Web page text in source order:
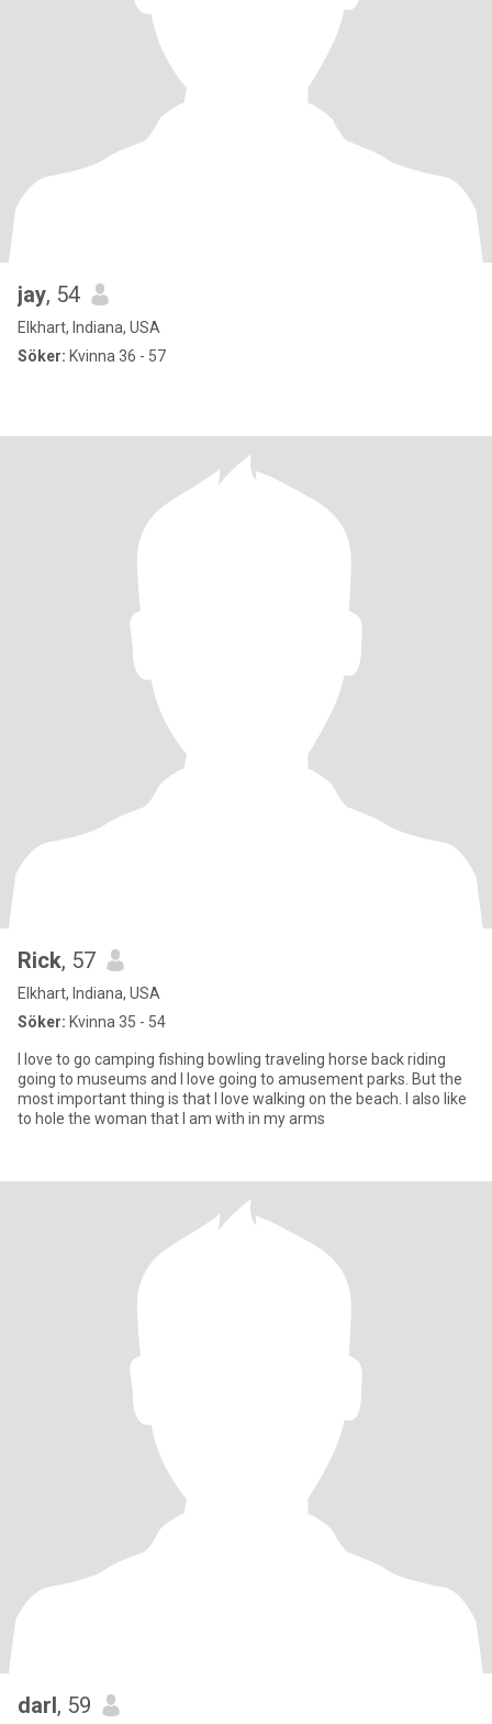
jay, 54
Elkhart, Indiana, USA
Söker: Kvinna 36 - 57
Rick, 57
Elkhart, Indiana, USA
Söker: Kvinna 35 - 54
I love to go camping fishing bowling traveling horse back riding
going to museums and I love going to amusement parks. But the
most important thing is that I love walking on the beach. I also like
to hole the woman that I am with in my arms
darl, 59